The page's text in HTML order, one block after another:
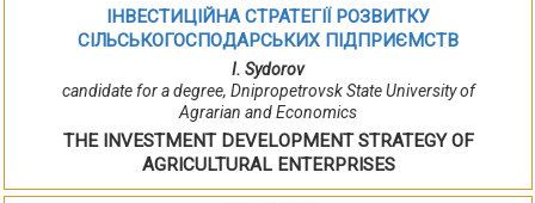
ІНВЕСТИЦІЙНА СТРАТЕГІЇ РОЗВИТКУ
СІЛЬСЬКОГОСПОДАРСЬКИХ ПІДПРИЄМСТВ
I. Sydorov
candidate for a degree, Dnipropetrovsk State University of
Agrarian and Economics
THE INVESTMENT DEVELOPMENT STRATEGY OF
AGRICULTURAL ENTERPRISES